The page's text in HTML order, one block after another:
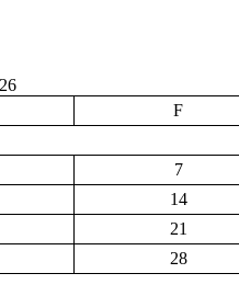
F
7
14
21
28